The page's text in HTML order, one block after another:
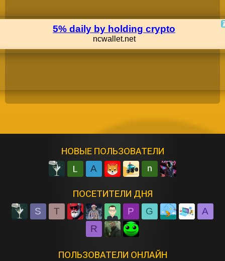
НОВЫЕ ПОЛЬЗОВАТЕЛИ
A
ПОСЕТИТЕЛИ ДНЯ
S T P G
A
R
ПОЛЬЗОВАТЕЛИ ОНЛАЙН